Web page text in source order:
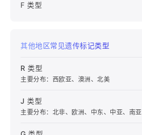
其他地区常见遗传标记类型
R 类型
主要分布：西欧亚、澳洲、北美
J 类型
主要分布：北非、欧洲、中东、中亚、南亚
F 类型